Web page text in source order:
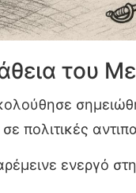
του
πολιτικές
ενεργό